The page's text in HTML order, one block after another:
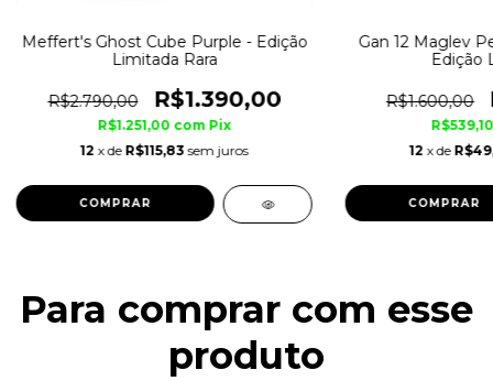
Meffert's Ghost Cube Purple - Edição
Limitada Rara
R$2.790,00 R$1.390,00
R$1.251,00 com Pix
12 x de R$115,83 sem juros
Gan 12 Maglev
Edição
R$1.600,00
12 x de
Para comprar com esse
produto